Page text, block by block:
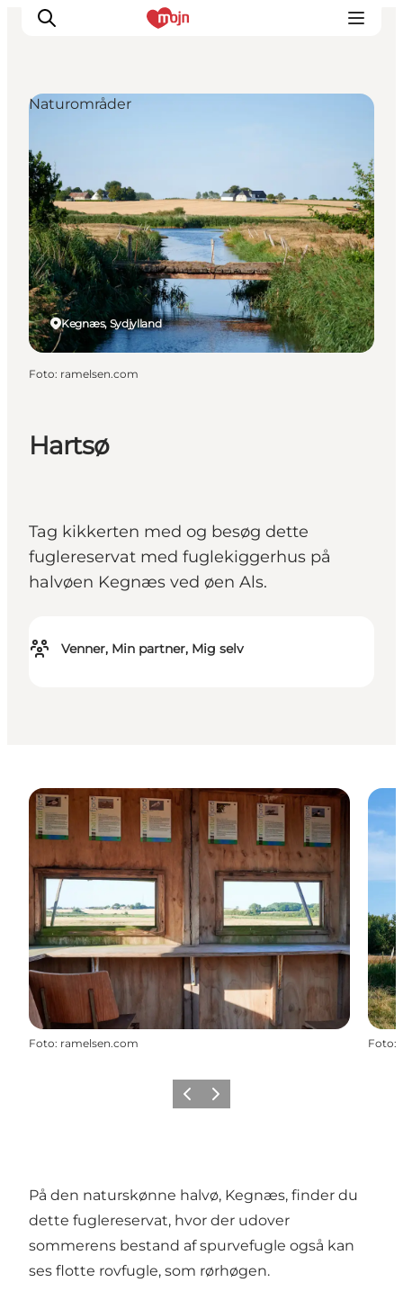
Oplevelser
Byer & Steder
Det sker
Overnatning
Planlæg din ferie
Booking
Hartsø
Tag kikkerten med og besøg dette
fuglereservat med fuglekiggerhus på
halvøen Kegnæs ved øen Als.
Venner, Min partner, Mig selv
Kegnæs, Sydjylland
Naturområder
Foto: ramelsen.com
Foto: ramelsen.com Foto:
ForrigeNæste
På den naturskønne halvø, Kegnæs, finder du
dette fuglereservat, hvor der udover
sommerens bestand af spurvefugle også kan
ses flotte rovfugle, som rørhøgen.